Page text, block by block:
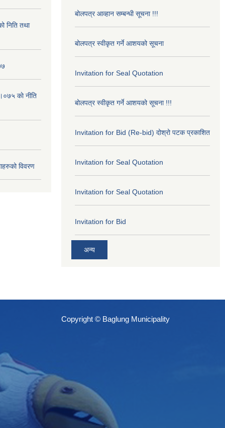
निति तथा
काे नीति
विवरण
बोलपत्र आव्हान सम्बन्धी सूचना !!!
बोलपत्र स्वीकृत गर्ने आशयको सूचना
Invitation for Seal Quotation
बोलपत्र स्वीकृत गर्ने आशयको सूचना !!!
Invitation for Bid (Re-bid) दोश्रो पटक प्रकाशित
Invitation for Seal Quotation
Invitation for Seal Quotation
Invitation for Bid
अन्य
Copyright © Baglung Municipality